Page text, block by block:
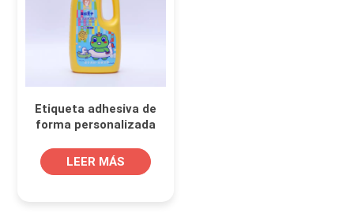
Etiqueta adhesiva de
forma personalizada
LEER MÁS